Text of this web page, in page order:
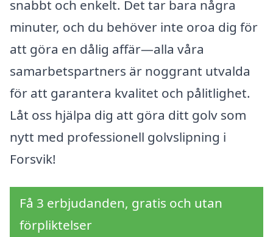
snabbt och enkelt. Det tar bara några
minuter, och du behöver inte oroa dig för
att göra en dålig affär—alla våra
samarbetspartners är noggrant utvalda
för att garantera kvalitet och pålitlighet.
Låt oss hjälpa dig att göra ditt golv som
nytt med professionell golvslipning i
Forsvik!
Få 3 erbjudanden, gratis och utan
förpliktelser